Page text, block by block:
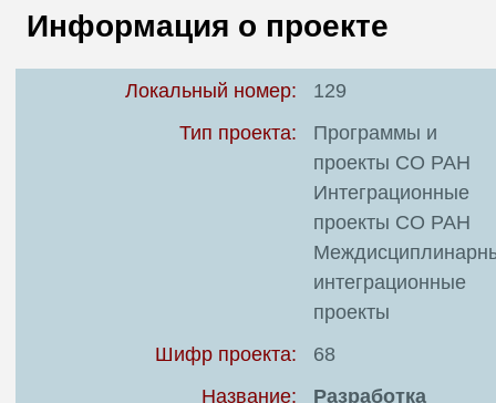
Т
Информация о проекте
Локальный номер:
129
Тип проекта:
Программы и
проекты СО РАН
Интеграционные
проекты СО РАН
интеграционные
проекты
Шифр проекта:
68
Название:
Разработка